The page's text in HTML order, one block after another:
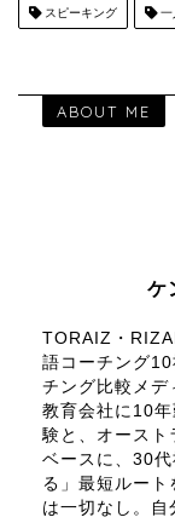
スピーキング 一
ABOUT ME
ケ
TORAIZ・
語コーチング
チング比較メ
教育会社に10
験と、オースト
ベースに、30
る」最短ルー
は一切なし。自